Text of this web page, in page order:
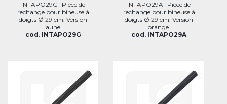
INTAPO29G -Pièce de
rechange pour bineuse à
doigts Ø 29 cm. Version
jaune.
cod. INTAPO29G
INTAPO29A -Pièce de
rechange pour bineuse à
doigts Ø 29 cm. Version
orange.
cod. INTAPO29A